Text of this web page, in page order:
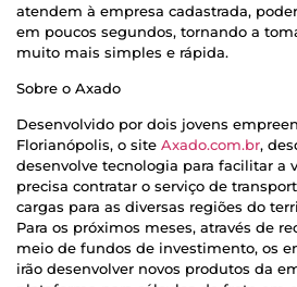
atendem à empresa cadastrada,
em poucos segundos, tornando a
muito mais simples e rápida.
Sobre o Axado
Desenvolvido por dois jovens
Florianópolis, o site Axado.com.br,
desenvolve tecnologia para facilitar a
precisa contratar o serviço de
cargas para as diversas regiões do
Para os próximos meses, através de
meio de fundos de investimento, os
irão desenvolver novos produtos da